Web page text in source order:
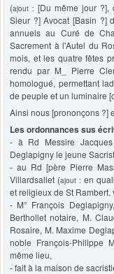
(ajout : [Du même jour ?],
Sieur ?] Avocat [Basin ?]
annuels au Curé de
Sacrement à l'Autel du
mois, et les quatre fêtes
rendu par M_ Pierre
homologué, permettant
de peuple et un luminaire
Ainsi nous [prononçons ?]
Les ordonnances sus
- à Rd Messire
Deglapigny le jeune
- au Rd [père Pierre
Villardsallet (ajout :en
et religieux de St Rambert.
- M° François
Berthollet notaire, M.
Rosaire, M. Maxime
noble François-Philippe
même lieu,
- fait à la maison de